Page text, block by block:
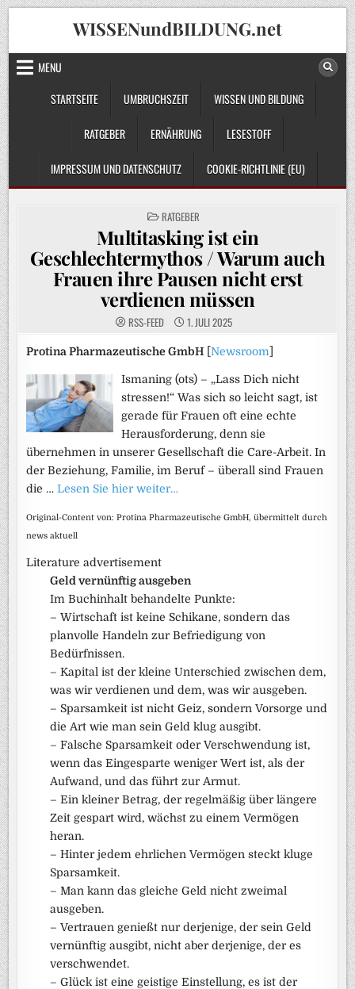
Skip
to
content
WISSENundBILDUNG.net
MENU
STARTSEITE
UMBRUCHSZEIT WISSEN UND BILDUNG
RATGEBER ERNÄHRUNG LESESTOFF
IMPRESSUM UND DATENSCHUTZ COOKIE-RICHTLINIE (EU)
POSTED
IN
RATGEBER
Multitasking ist ein
Geschlechtermythos / Warum auch
Frauen ihre Pausen nicht erst
verdienen müssen
RSS-FEED 1. JULI 2025
Protina Pharmazeutische GmbH [Newsroom
Ismaning (ots) – „Lass Dich nicht
stressen!“ Was sich so leicht sagt, ist
gerade für Frauen oft eine echte
Herausforderung, denn sie
übernehmen in unserer Gesellschaft die Care-Arbeit. In
der Beziehung, Familie, im Beruf – überall sind Frauen
die …Lesen Sie hier weiter…
Original-Content von: Protina Pharmazeutische GmbH, übermittelt durch
news aktuell
Literature advertisement
Geld vernünftig ausgeben
Im Buchinhalt behandelte Punkte:
– Wirtschaft ist keine Schikane, sondern das
planvolle Handeln zur Befriedigung von
Bedürfnissen.
– Kapital ist der kleine Unterschied zwischen dem,
was wir verdienen und dem, was wir ausgeben.
– Sparsamkeit ist nicht Geiz, sondern Vorsorge und
die Art wie man sein Geld klug ausgibt.
– Falsche Sparsamkeit oder Verschwendung ist,
wenn das Eingesparte weniger Wert ist, als der
Aufwand, und das führt zur Armut.
– Ein kleiner Betrag, der regelmäßig über längere
Zeit gespart wird, wächst zu einem Vermögen
heran.
– Hinter jedem ehrlichen Vermögen steckt kluge
Sparsamkeit.
– Man kann das gleiche Geld nicht zweimal
ausgeben.
– Vertrauen genießt nur derjenige, der sein Geld
vernünftig ausgibt, nicht aber derjenige, der es
verschwendet.
– Glück ist eine geistige Einstellung, es ist der